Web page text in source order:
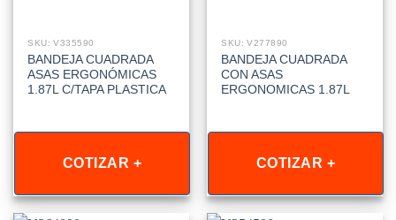
SKU: V335590
BANDEJA CUADRADA
ASAS ERGONÓMICAS
1.87L C/TAPA PLASTICA
COTIZAR +
SKU: V277890
BANDEJA CUADRADA
CON ASAS
ERGONOMICAS 1.87L
COTIZAR +